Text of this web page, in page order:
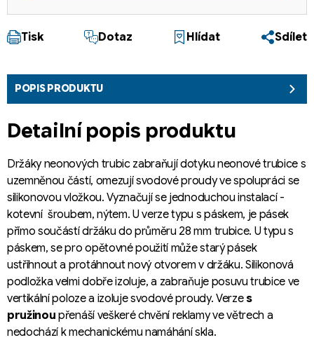
Tisk Dotaz Hlídat Sdílet
POPIS PRODUKTU
Detailní popis produktu
Držáky neonových trubic zabraňují dotyku neonové trubice s
uzemněnou částí, omezují svodové proudy ve spolupráci se
silikonovou vložkou. Vyznačují se jednoduchou instalací -
kotevní šroubem, nýtem. U verze typu s páskem, je pásek
přímo součástí držáku do průměru 28 mm trubice. U typu s
páskem, se pro opětovné použití může starý pásek
ustřihnout a protáhnout nový otvorem v držáku. Silikonová
podložka velmi dobře izoluje, a zabraňuje posuvu trubice ve
vertikální poloze a izoluje svodové proudy. Verzes
pružinou přenáší veškeré chvění reklamy ve větrech a
nedochází k mechanickému namáhání skla.